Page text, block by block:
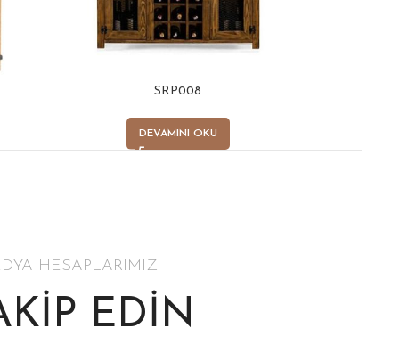
SRP008
DEVAMINI OKU
HESAPLARIMIZ
EDİN